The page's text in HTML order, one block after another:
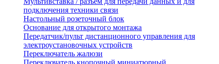
подключения техники связи
Настольный розеточный блок
Основание для открытого монтажа
Передатчик/пульт дистанционного управления для
электроустановочных устройств
Переключатель жалюзи
Переключатель кнопочный миниатюрный